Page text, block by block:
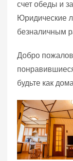
счет обеды и
Юридические
безналичным
Добро
будьте как